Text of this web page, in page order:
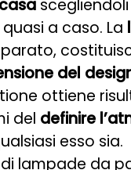
scegliendoli
a caso. La
del
ottiene
del definire
esso sia.
lampade da